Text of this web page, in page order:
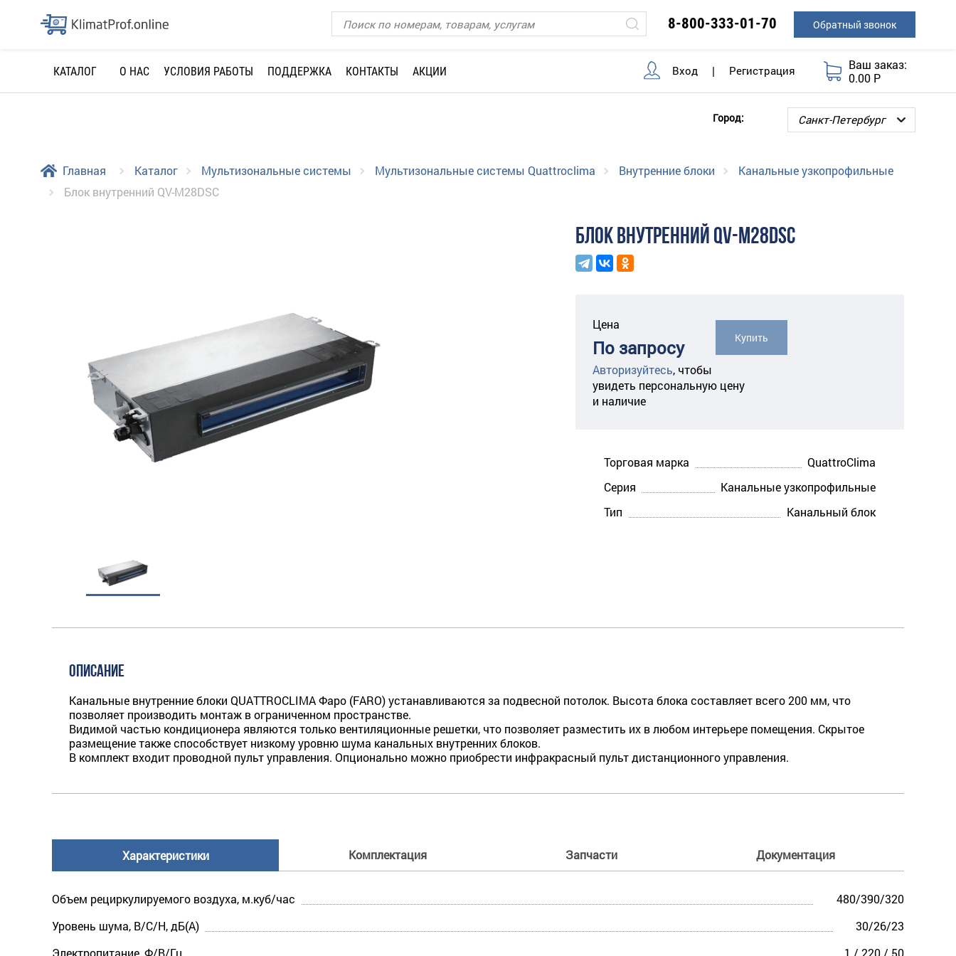
8-800-333-01-70 Обратный звонок
КАТАЛОГ О НАС УСЛОВИЯ РАБОТЫ ПОДДЕРЖКА КОНТАКТЫ АКЦИИ Вход | Регистрация
Ваш заказ:
0.00 Р
Город:
Главная Каталог Мультизональные системы Мультизональные системы Quattroclima Внутренние блоки
Канальные узкопрофильные
Блок внутренний QV-M28DSC
БЛОК ВНУТРЕННИЙ QV-M28DSC
Цена
По запросу
Авторизуйтесь, чтобы
увидеть персональную цену
и наличие
Купить
Торговая марка
QuattroClima
Серия
Канальные узкопрофильные
Тип
Канальный блок
ОПИСАНИЕ
Канальные внутренние блоки QUATTROCLIMA Фаро (FARO) устанавливаются за подвесной потолок. Высота блока составляет всего 200 мм, что
позволяет производить монтаж в ограниченном пространстве.
Видимой частью кондиционера являются только вентиляционные решетки, что позволяет разме­стить их в любом интерьере помещения. Скрытое
размещение также способствует низкому уровню шума канальных внутренних блоков.
В комплект входит проводной пульт управления. Опционально можно приобрести инфракрасный пульт дистанционного управления.
Характеристики Комплектация Запчасти Документация
Объем рециркулируемого воздуха, м.куб/час
480/390/320
Уровень шума, В/С/Н, дБ(А)
30/26/23